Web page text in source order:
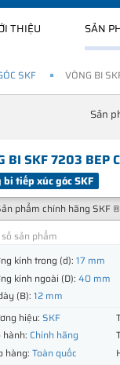
THIỆU SẢN
SKF VÒNG BI
Sản
BI SKF 7203 BEP
bi tiếp xúc góc SKF
phẩm chính hãng SKF ®
sản phẩm
kính trong (d): 17 mm
kính ngoài (D): 40 mm
(B): 12 mm
hiệu: SKF
hành: Chính hãng
hàng: Toàn quốc